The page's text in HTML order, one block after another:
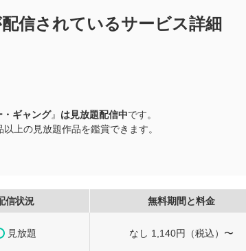
信されているサービス詳細
・ギャング』 は見放題配信中です。
上の見放題作品を鑑賞できます。
信状況 無料期間と料金
見放題 なし 1,140円（税込）〜